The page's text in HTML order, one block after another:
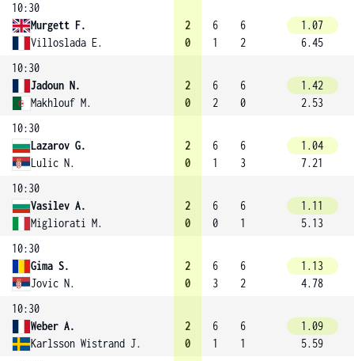
10:30
Murgett F.
Villoslada E.
2
0
6
1
6
2
1.07
6.45
10:30
Jadoun N.
Makhlouf M.
2
0
6
2
6
0
1.42
2.53
10:30
Lazarov G.
Lulic N.
2
0
6
1
6
3
1.04
7.21
10:30
Vasilev A.
Migliorati M.
2
0
6
0
6
1
1.11
5.13
10:30
Gima S.
Jovic N.
2
0
6
3
6
2
1.13
4.78
10:30
Weber A.
Karlsson Wistrand J.
2
0
6
1
6
1
1.09
5.59